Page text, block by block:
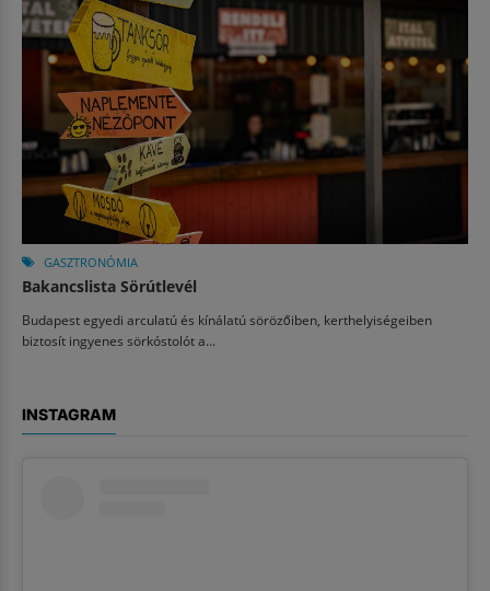
GASZTRONÓMIA
Bakancslista Sörútlevél
Budapest egyedi arculatú és kínálatú sörözőiben, kerthelyiségeiben
biztosít ingyenes sörkóstolót a...
INSTAGRAM